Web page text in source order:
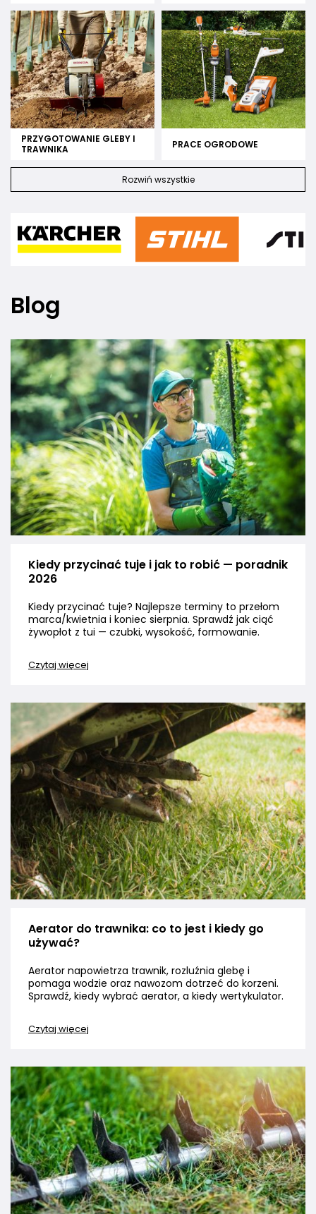
PRZYGOTOWANIE GLEBY I
TRAWNIKA
PRACE OGRODOWE
Rozwiń wszystkie
Blog
Kiedy przycinać tuje i jak to robić — poradnik
2026
Kiedy przycinać tuje? Najlepsze terminy to przełom
marca/kwietnia i koniec sierpnia. Sprawdź jak ciąć
żywopłot z tui — czubki, wysokość, formowanie.
Czytaj więcej
Aerator do trawnika: co to jest i kiedy go
używać?
Aerator napowietrza trawnik, rozluźnia glebę i
pomaga wodzie oraz nawozom dotrzeć do korzeni.
Sprawdź, kiedy wybrać aerator, a kiedy wertykulator.
Czytaj więcej